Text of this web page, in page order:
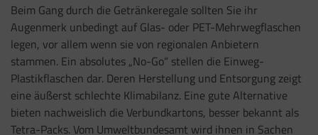
Beim Gang durch die Getränkeregale sollten Sie ihr
Augenmerk unbedingt auf Glas- oder PET-Mehrwegflaschen
legen, vor allem wenn sie von regionalen Anbietern
stammen. Ein absolutes „No-Go“ stellen die Einweg-
Plastikflaschen dar. Deren Herstellung und Entsorgung zeigt
eine äußerst schlechte Klimabilanz. Eine gute Alternative
bieten nachweislich die Verbundkartons, besser bekannt als
Tetra-Packs. Vom Umweltbundesamt wird ihnen in Sachen